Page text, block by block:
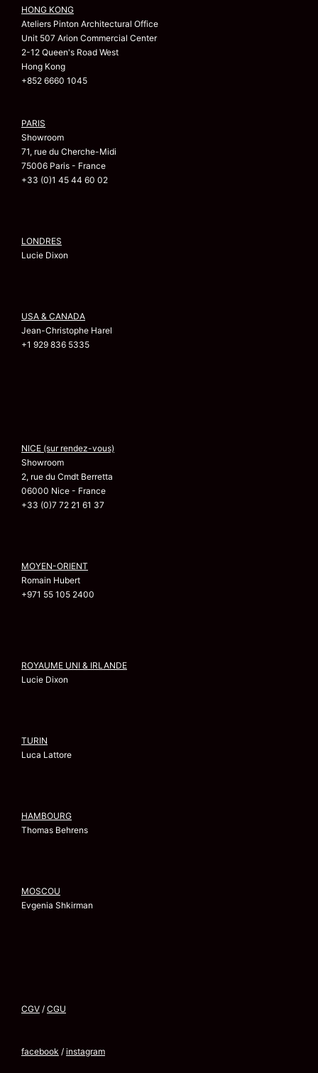
HONG KONG
Ateliers Pinton Architectural Office
Unit 507 Arion Commercial Center
2-12 Queen's Road West
Hong Kong
+852 6660 1045
PARIS
Showroom
71, rue du Cherche-Midi
75006 Paris - France
+33 (0)1 45 44 60 02
LONDRES
Lucie Dixon
USA & CANADA
Jean-Christophe Harel
+1 929 836 5335
NICE (sur rendez-vous)
Showroom
2, rue du Cmdt Berretta
06000 Nice - France
+33 (0)7 72 21 61 37
MOYEN-ORIENT
Romain Hubert
+971 55 105 2400
ROYAUME UNI & IRLANDE
Lucie Dixon
TURIN
Luca Lattore
HAMBOURG
Thomas Behrens
MOSCOU
Evgenia Shkirman
CGV / CGU
facebook / instagram